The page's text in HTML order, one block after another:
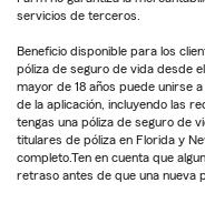
servicios de terceros.
Beneficio disponible para los
póliza de seguro de vida desde
mayor de 18 años puede unirse
de la aplicación, incluyendo las
tengas una póliza de seguro de
titulares de póliza en Florida y
completo.Ten en cuenta que
retraso antes de que una nueva